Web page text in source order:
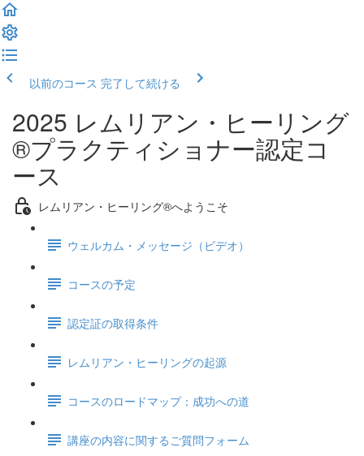
以前のコース 完了して続ける
2025 レムリアン・ヒーリング
®プラクティショナー認定コ
ース
レムリアン・ヒーリング®へようこそ
ウェルカム・メッセージ（ビデオ）
コースの予定
認定証の取得条件
レムリアン・ヒーリングの起源
コースのロードマップ：成功への道
講座の内容に関するご質問フォーム